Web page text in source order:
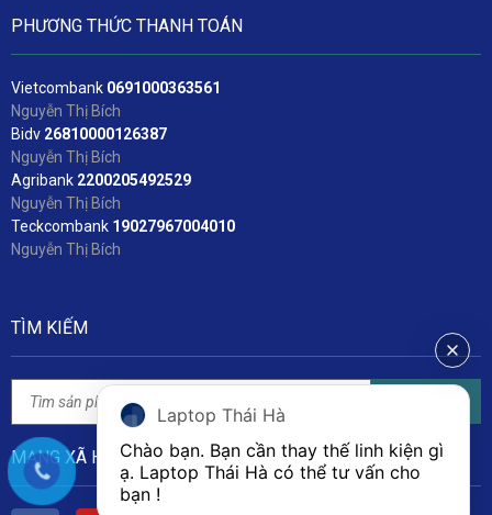
PHƯƠNG THỨC THANH TOÁN
Vietcombank 0691000363561
Nguyễn Thị Bích
Bidv 26810000126387
Nguyễn Thị Bích
Agribank 2200205492529
Nguyễn Thị Bích
Teckcombank 19027967004010
Nguyễn Thị Bích
TÌM KIẾM
MẠNG XÃ HỘI
Laptop Thái Hà
Chào bạn. Bạn cần thay thế linh kiện gì
ạ. Laptop Thái Hà có thể tư vấn cho
bạn !